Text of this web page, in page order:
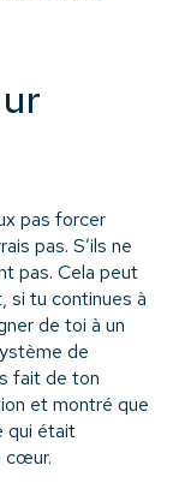
pas forcer
pas. S’ils ne
pas. Cela peut
si tu continues à
de toi à un
de
fait de ton
et montré que
qui était
cœur.